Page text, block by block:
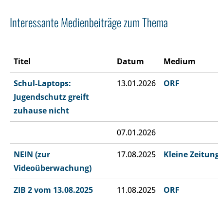
Interessante Medienbeiträge zum Thema
Titel Datum Medium
Schul-Laptops:
Jugendschutz greift
zuhause nicht
13.01.2026 ORF
07.01.2026
NEIN (zur
Videoüberwachung)
17.08.2025 Kleine
ZIB 2 vom 13.08.2025 11.08.2025 ORF